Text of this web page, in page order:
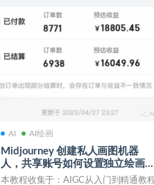
AI AI绘画
Midjourney 创建私人画图机器
人，共享账号如何设置独立绘画服
务器（保姆级教程）
本教程收集于：AIGC从入门到精通教